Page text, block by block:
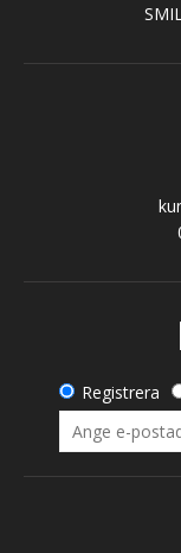
Registrera